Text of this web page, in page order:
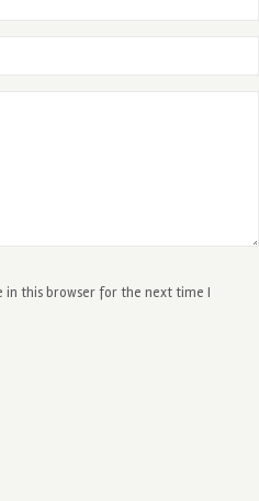
in this browser for the next time I